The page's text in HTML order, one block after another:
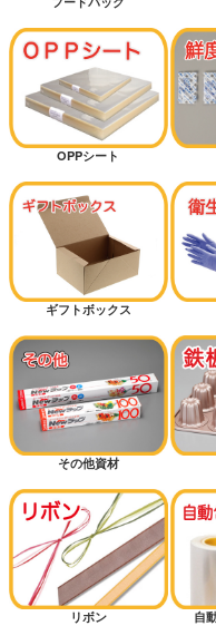
OPPシート
ギフトボックス
その他資材
リボン 自